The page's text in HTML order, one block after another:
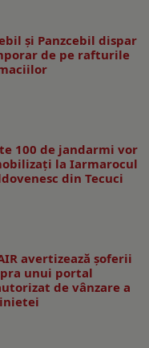
și Panzcebil dispar
de pe rafturile
100 de jandarmi vor
la Iarmarocul
din Tecuci
avertizează șoferii
unui portal
de vânzare a